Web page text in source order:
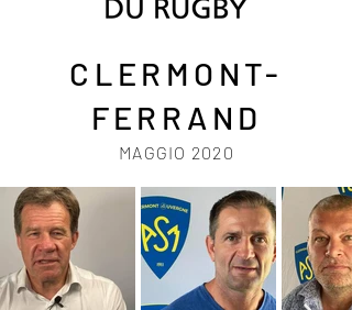
CLERMONT-
FERRAND
MAGGIO 2020